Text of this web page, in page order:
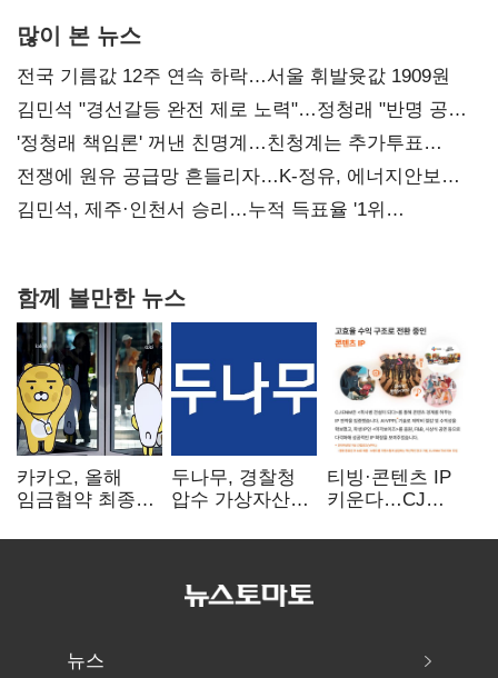
많이 본 뉴스
전국 기름값 12주 연속 하락…서울 휘발윳값 1909원
김민석 "경선갈등 완전 제로 노력"…정청래 "반명 공세
사과부터"
'정청래 책임론' 꺼낸 친명계…친청계는 추가투표
때리기
전쟁에 원유 공급망 흔들리자…K-정유, 에너지안보
핵심으로 재부상
김민석, 제주·인천서 승리…누적 득표율 '1위
함께 볼만한 뉴스
카카오, 올해
임금협약 최종
인상·격려금
두나무, 경찰청
압수 가상자산
커스터디 사업
티빙·콘텐츠 IP
키운다…CJ
글로벌 확장 가속
뉴스